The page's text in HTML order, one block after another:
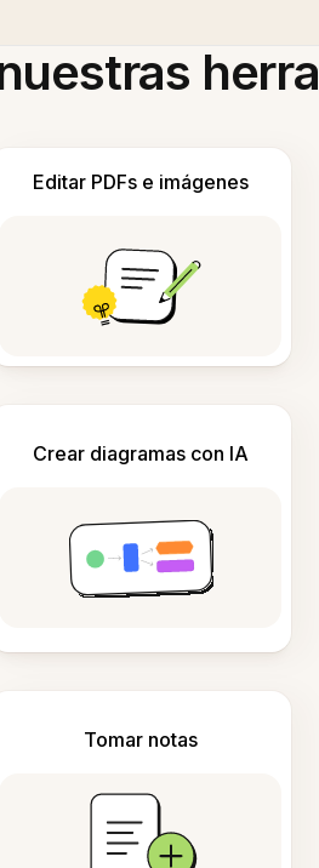
Editar PDFs e imágenes
Crear diagramas con IA
Tomar notas